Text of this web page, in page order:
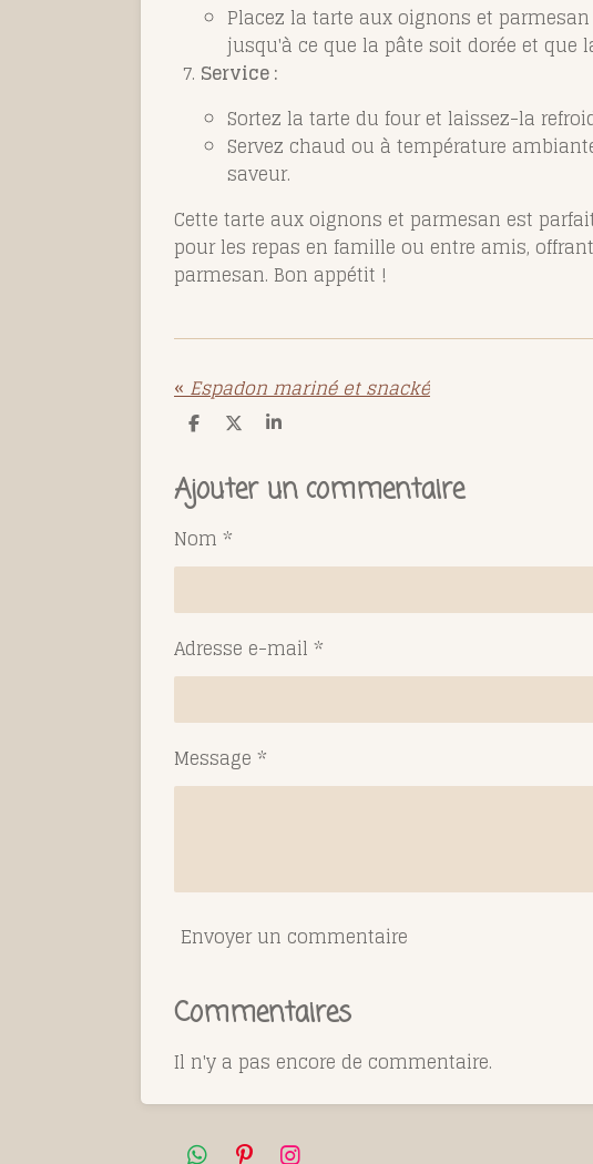
Placez la tarte aux oignons et
jusqu'à ce que la pâte soit dorée et que
Service :
Sortez la tarte du four et laissez-la
Servez chaud ou à température
saveur.
Cette tarte aux oignons et parmesan est
pour les repas en famille ou entre amis,
parmesan. Bon appétit !
«Espadon mariné et snacké
P
t
a
g
e
r
P
t
a
P
t
a
Ajouter un commentaire
Nom *
Adresse e-mail *
Message *
Envoyer un commentaire
Commentaires
Il n'y a pas encore de commentaire.